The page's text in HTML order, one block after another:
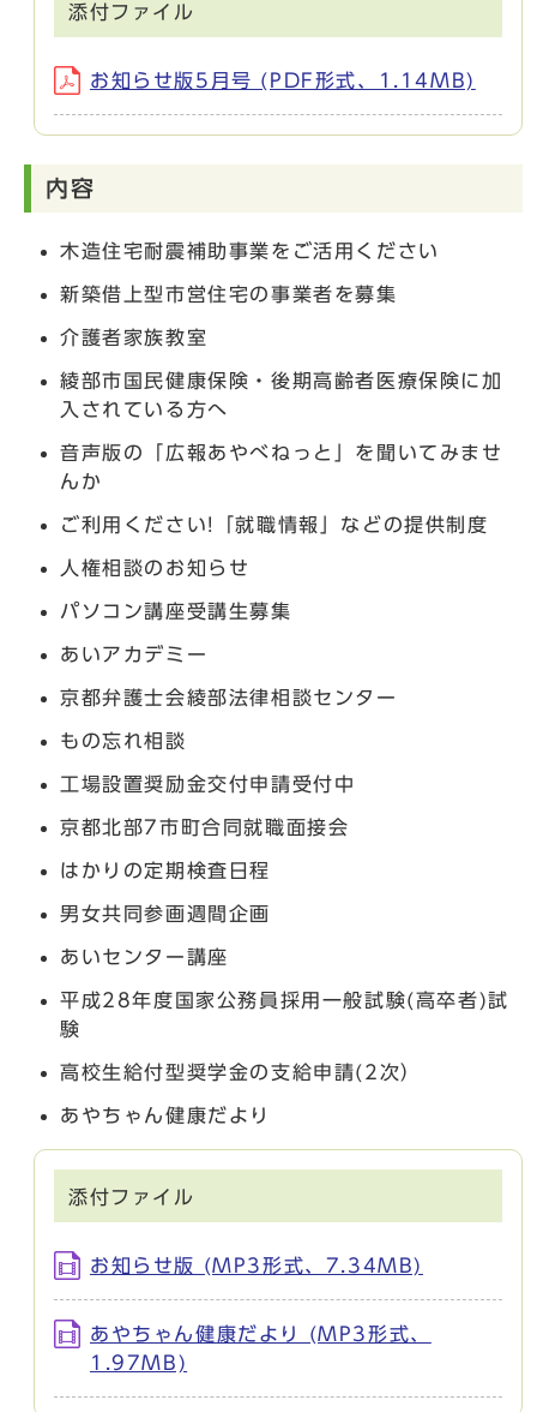
添付ファイル
お知らせ版5月号 (PDF形式、1.14MB)
内容
木造住宅耐震補助事業をご活用ください
新築借上型市営住宅の事業者を募集
介護者家族教室
綾部市国民健康保険・後期高齢者医療保険に加
入されている方へ
音声版の「広報あやべねっと」を聞いてみませ
んか
ご利用ください!「就職情報」などの提供制度
人権相談のお知らせ
パソコン講座受講生募集
あいアカデミー
京都弁護士会綾部法律相談センター
もの忘れ相談
工場設置奨励金交付申請受付中
京都北部7市町合同就職面接会
はかりの定期検査日程
男女共同参画週間企画
あいセンター講座
平成28年度国家公務員採用一般試験(高卒者)試
験
高校生給付型奨学金の支給申請(2次）
あやちゃん健康だより
添付ファイル
お知らせ版 (MP3形式、7.34MB)
あやちゃん健康だより (MP3形式、
1.97MB)